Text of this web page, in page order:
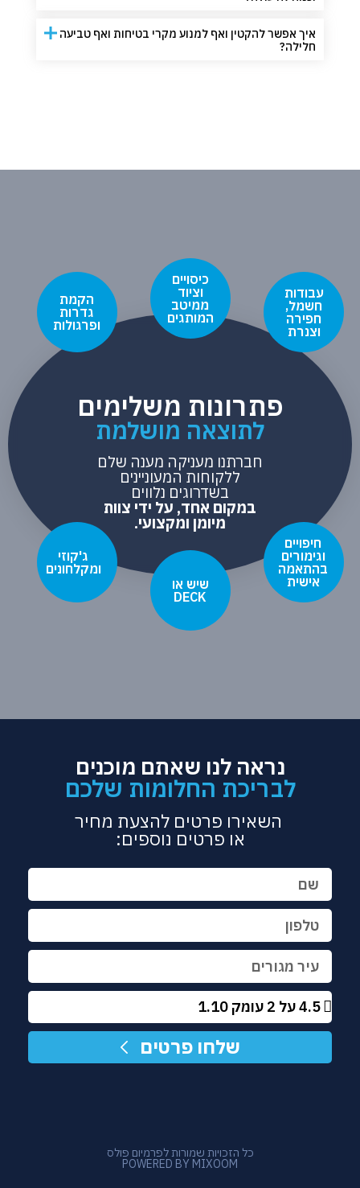
איך אפשר להקטין ואף למנוע מקרי בטיחות ואף טביעה
חלילה?
עבודות
חשמל,
חפירה
וצנרת
כיסויים
וציוד
ממיטב
המותגים
הקמת
גדרות
ופרגולות
פתרונות משלימים
לתוצאה מושלמת
חברתנו מעניקה מענה שלם
ללקוחות המעוניינים
בשדרוגים נלווים
במקום אחד, על ידי צוות
מיומן ומקצועי.
חיפויים
וגימורים
בהתאמה
אישית
שיש או
DECK
ג'קוזי
ומקלחונים
נראה לנו שאתם מוכנים
לבריכת החלומות שלכם
השאירו פרטים להצעת מחיר
או פרטים נוספים:
שלחו פרטים
כל הזכויות שמורות לפרמיום פולס
POWERED BY MIXOOM